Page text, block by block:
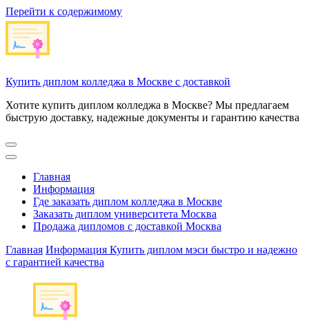
Перейти к содержимому
Купить диплом колледжа в Москве с доставкой
Хотите купить диплом колледжа в Москве? Мы предлагаем
быструю доставку, надежные документы и гарантию качества
Главная
Информация
Где заказать диплом колледжа в Москве
Заказать диплом университета Москва
Продажа дипломов с доставкой Москва
Главная Информация Купить диплом мэси быстро и надежно
с гарантией качества